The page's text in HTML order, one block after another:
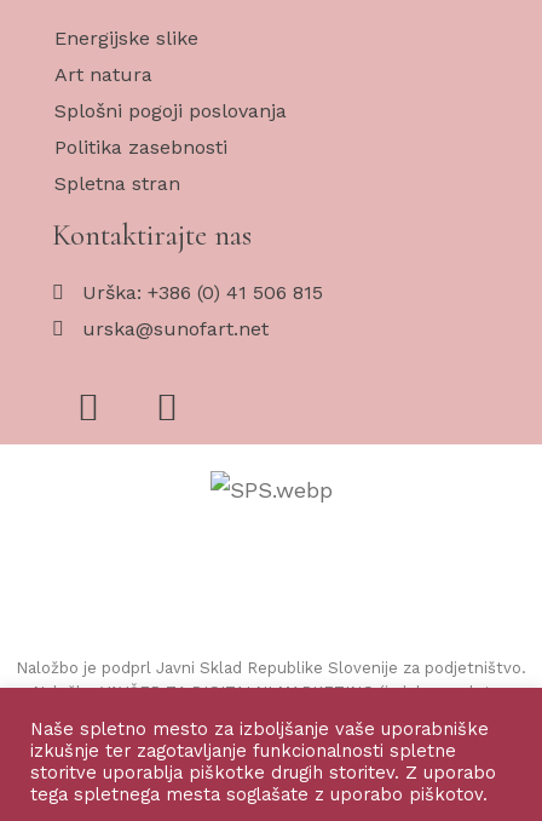
Energijske slike
Art natura
Splošni pogoji poslovanja
Politika zasebnosti
Spletna stran
Kontaktirajte nas
Urška: +386 (0) 41 506 815
urska@sunofart.net
Naložbo je podprl Javni Sklad Republike Slovenije za podjetništvo.
Naložbo VAVČER ZA DIGITALNI MARKETING (izdelava spletne
Evropska unija iz Evropskega sklada za regionalni razvoj.
Naše spletno mesto za izboljšanje vaše uporabniške
izkušnje ter zagotavljanje funkcionalnosti spletne
storitve uporablja piškotke drugih storitev. Z uporabo
tega spletnega mesta soglašate z uporabo piškotov.